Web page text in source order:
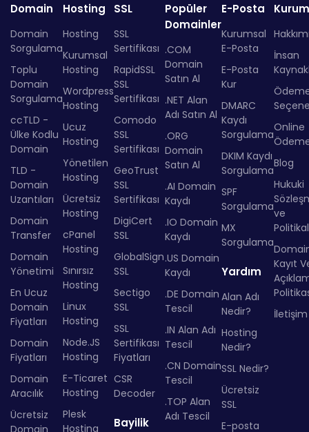
Domain
Domain
Sorgulama
Toplu
Domain
Sorgulama
ccTLD -
Ülke Kodlu
Domain
TLD -
Domain
Uzantıları
Domain
Transfer
Domain
Yönetimi
En Ucuz
Domain
Fiyatları
Domain
Fiyatları
Domain
Aracılık
Ücretsiz
Domain
Hosting
Hosting
Kurumsal
Hosting
Wordpress
Hosting
Ucuz
Hosting
Yönetilen
Hosting
Ücretsiz
Hosting
cPanel
Hosting
Sınırsız
Hosting
Linux
Hosting
Node.JS
Hosting
E-Ticaret
Hosting
Plesk
Hosting
SSL
SSL
Sertifikası
RapidSSL
SSL
Sertifikası
Comodo
SSL
Sertifikası
GeoTrust
SSL
Sertifikası
DigiCert
SSL
GlobalSign
SSL
Sectigo
SSL
SSL
Sertifikası
Fiyatları
CSR
Decoder
Bayilik
Popüler
Domainler
.COM
Domain
Satın Al
.NET Alan
Adı Satın Al
.ORG
Domain
Satın Al
.AI Domain
Kaydı
.IO Domain
Kaydı
.US Domain
Kaydı
.DE Domain
Tescil
.IN Alan Adı
Tescil
.CN Domain
Tescil
.TOP Alan
Adı Tescil
E-Posta
Kurumsal
E-Posta
E-Posta
Kur
DMARC
Kaydı
Sorgulama
DKIM Kaydı
Sorgulama
SPF
Sorgulama
MX
Sorgulama
Yardım
Alan Adı
Nedir?
Hosting
Nedir?
SSL Nedir?
Ücretsiz
SSL
E-posta
İnsan
Online
Blog
Hukuki
ve
Kayıt
İletişim